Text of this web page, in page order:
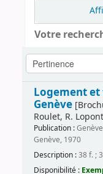
Votre
Logement
Genève
Roulet, R.
Publication :
Genève, 1970
Description :38 f. ;
Disponibilité :